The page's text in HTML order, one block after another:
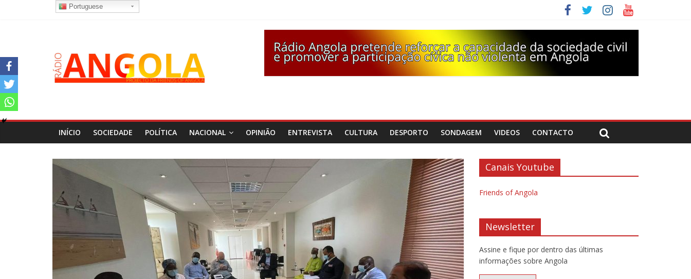
INÍCIO SOCIEDADE POLÍTICA NACIONAL OPINIÃO ENTREVISTA CULTURA DESPORTO SONDAGEM VIDEOS CONTACTO
Canais Youtube
Friends of Angola
Newsletter
Assine e fique por dentro das últimas
informações sobre Angola
Portuguese